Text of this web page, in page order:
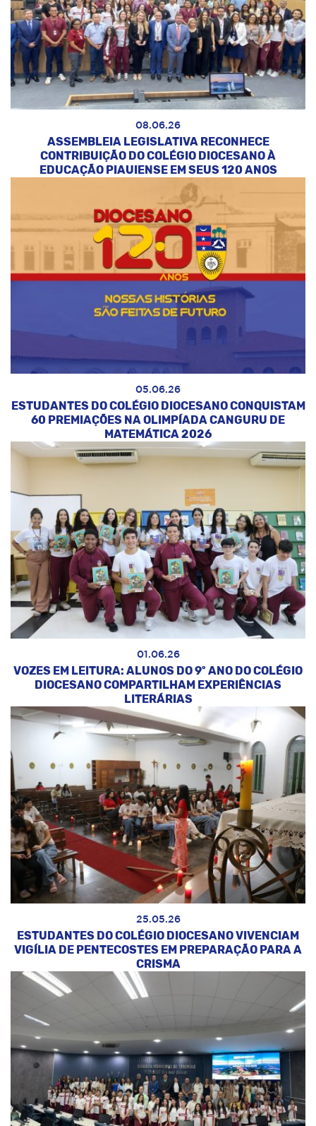
08.06.26
ASSEMBLEIA LEGISLATIVA RECONHECE
CONTRIBUIÇÃO DO COLÉGIO DIOCESANO À
EDUCAÇÃO PIAUIENSE EM SEUS 120 ANOS
05.06.26
ESTUDANTES DO COLÉGIO DIOCESANO CONQUISTAM
60 PREMIAÇÕES NA OLIMPÍADA CANGURU DE
MATEMÁTICA 2026
01.06.26
VOZES EM LEITURA: ALUNOS DO 9º ANO DO COLÉGIO
DIOCESANO COMPARTILHAM EXPERIÊNCIAS
LITERÁRIAS
25.05.26
ESTUDANTES DO COLÉGIO DIOCESANO VIVENCIAM
VIGÍLIA DE PENTECOSTES EM PREPARAÇÃO PARA A
CRISMA